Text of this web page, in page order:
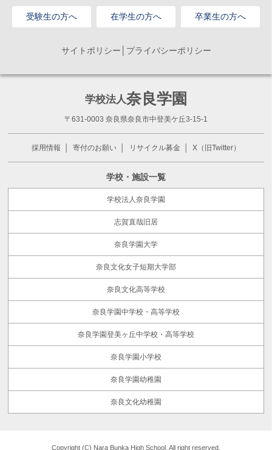
受験生の方へ 在学生の方へ 卒業生の方へ
サイトポリシー│プライバシーポリシー
学校法人奈良学園
〒631-0003 奈良県奈良市中登美ケ丘3-15-1
採用情報 寄付のお願い リサイクル募金 X（旧Twitter）
学校・施設一覧
学校法人奈良学園
志賀直哉旧居
奈良学園大学
奈良文化女子短期大学部
奈良文化高等学校
奈良学園中学校・高等学校
奈良学園登美ヶ丘中学校・高等学校
奈良学園小学校
奈良学園幼稚園
奈良文化幼稚園
Copyright (C) Nara Bunka High School. All right reserved.